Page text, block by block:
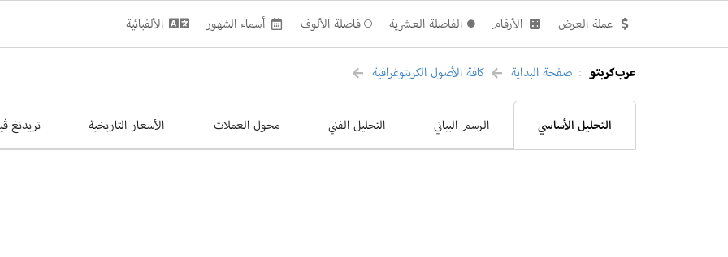
عملة العرض الأرقام الفاصلة العشرية فاصلة الألوف أسماء الشهور الألفبائية
عرب كربتو : صفحة البداية كافة الأصول الكربتوغرافية
التحليل الأساسي الرسم البياني التحليل الفني محول العملات الأسعار التاريخية تريدنغ